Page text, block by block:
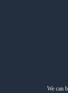
We can